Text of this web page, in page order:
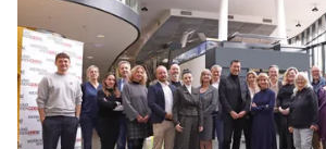
Aktivitäten
Über uns